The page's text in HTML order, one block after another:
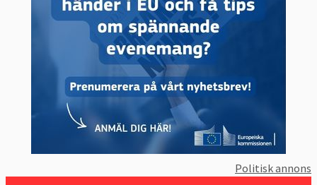
parlamentet godkänt kommissionens
ordförande tar han eller hon, tillsammans
med EU-ländernas regeringar, fram förslag
på de övriga kommissionärerna. Dessa
måste godkännas av Europaparlamentet.
Europaparlamentet kan också avsätta EU-
kommissionen.
Kommissionen har sitt säte i Bryssel, men
den har också verksamhet i Luxemburg, ochPolitisk annons